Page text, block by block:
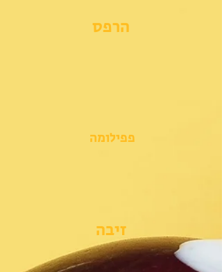
הרפס
פפילומה
זיבה